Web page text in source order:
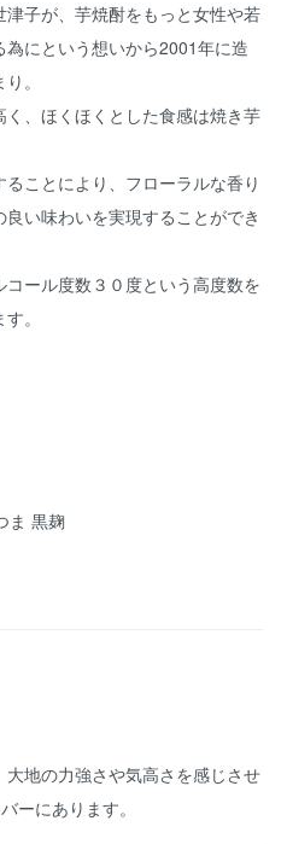
子が、芋焼酎をもっと女性や若
にという想いから2001年に造
。
、ほくほくとした食感は焼き芋
ことにより、フローラルな香り
い味わいを実現することができ
ール度数３０度という高度数を
。
ま 黒麹
地の力強さや気高さを感じさせ
ーにあります。